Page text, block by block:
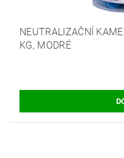
NEUTRALIZAČNÍ
KG, MODRÉ